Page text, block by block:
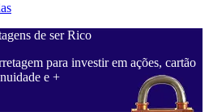
de ser Rico
para investir em ações, cartão
e +